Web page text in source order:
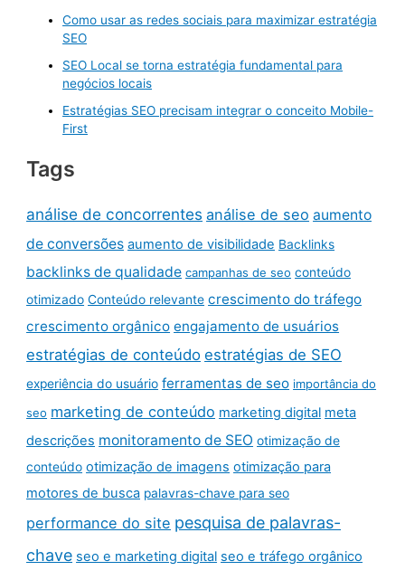
Como usar as redes sociais para maximizar estratégia
SEO
SEO Local se torna estratégia fundamental para
negócios locais
Estratégias SEO precisam integrar o conceito Mobile-
First
Tags
análise de concorrentes análise de seo aumento
de conversões aumento de visibilidade Backlinks
backlinks de qualidade campanhas de seo conteúdo
otimizado Conteúdo relevante crescimento do tráfego
crescimento orgânico engajamento de usuários
estratégias de conteúdo estratégias de SEO
experiência do usuário ferramentas de seo importância do
seo marketing de conteúdo marketing digital meta
descrições monitoramento de SEO otimização de
conteúdo otimização de imagens otimização para
motores de busca palavras-chave para seo
performance do site pesquisa de palavras-
chave seo e marketing digital seo e tráfego orgânico